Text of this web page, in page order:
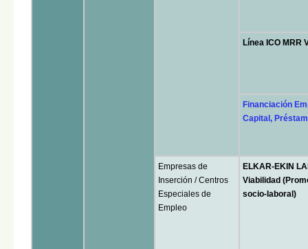
Línea ICO MRR
Financiación
Capital,
Empresas de
Inserción / Centros
Especiales de
Empleo
ELKAR-EKIN
Viabilidad
socio-laboral)